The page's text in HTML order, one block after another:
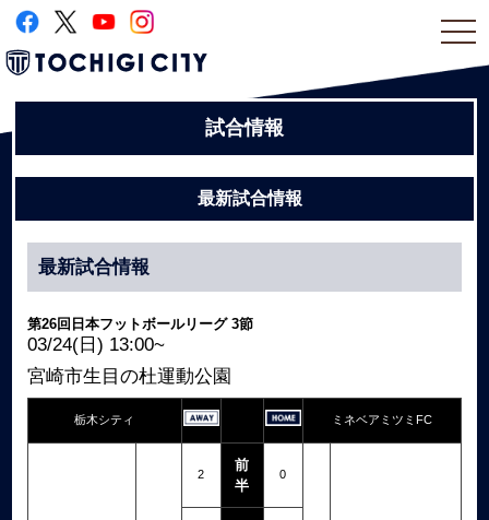
試合情報
最新試合情報
最新試合情報
第26回日本フットボールリーグ 3節
03/24(日) 13:00~
宮崎市生目の杜運動公園
栃木シティ ミネベアミツミFC
2
前
半
0